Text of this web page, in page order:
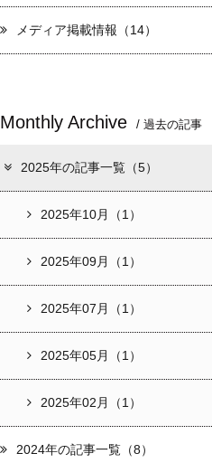
メディア掲載情報（14）
Monthly Archive / 過去の記事
2025年の記事一覧（5）
2025年10月（1）
2025年09月（1）
2025年07月（1）
2025年05月（1）
2025年02月（1）
2024年の記事一覧（8）